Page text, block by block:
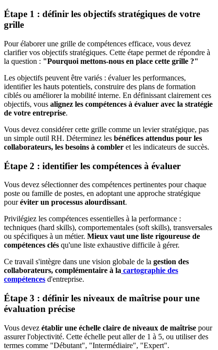
Étape 1 : définir les objectifs stratégiques de votre
grille
Pour élaborer une grille de compétences efficace, vous devez
clarifier vos objectifs stratégiques. Cette étape permet de répondre à
la question : "Pourquoi mettons-nous en place cette grille ?"
Les objectifs peuvent être variés : évaluer les performances,
identifier les hauts potentiels, construire des plans de formation
ciblés ou améliorer la mobilité interne. En définissant clairement ces
objectifs, vous alignez les compétences à évaluer avec la stratégie
de votre entreprise.
Vous devez considérer cette grille comme un levier stratégique, pas
un simple outil RH. Déterminez les bénéfices attendus pour les
collaborateurs, les besoins à combler et les indicateurs de succès.
Étape 2 : identifier les compétences à évaluer
Vous devez sélectionner des compétences pertinentes pour chaque
poste ou famille de postes, en adoptant une approche stratégique
pouréviter un processus alourdissant.
Privilégiez les compétences essentielles à la performance :
techniques (hard skills), comportementales (soft skills), transversales
ou spécifiques à un métier. Mieux vaut une liste rigoureuse de
compétences clés qu'une liste exhaustive difficile à gérer.
Ce travail s'intègre dans une vision globale de la gestion des
collaborateurs, complémentaire à la cartographie des
compétences d'entreprise.
Étape 3 : définir les niveaux de maîtrise pour une
évaluation précise
Vous devez établir une échelle claire de niveaux de maîtrise pour
assurer l'objectivité. Cette échelle peut aller de 1 à 5, ou utiliser des
termes comme "Débutant", "Intermédiaire", "Expert".